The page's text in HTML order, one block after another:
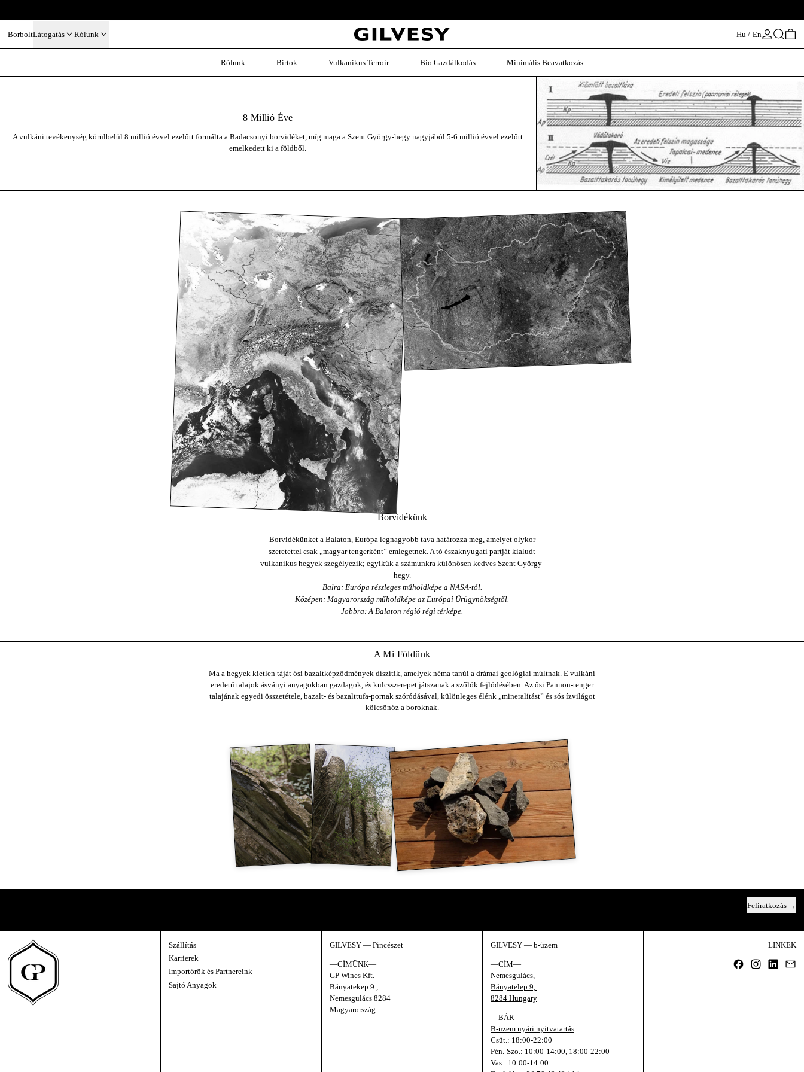
BorboltLátogatás Rólunk Hu / En Keresés
Rólunk Birtok Vulkanikus Terroir Bio Gazdálkodás Minimális Beavatkozás
8 Millió Éve
A vulkáni tevékenység körülbelül 8 millió évvel ezelőtt formálta a Badacsonyi borvidéket, míg maga a Szent György-hegy nagyjából 5-6 millió évvel ezelőtt
emelkedett ki a földből.
Borvidékünk
Borvidékünket a Balaton, Európa legnagyobb tava határozza meg, amelyet olykor
szeretettel csak „magyar tengerként” emlegetnek. A tó északnyugati partját kialudt
vulkanikus hegyek szegélyezik; egyikük a számunkra különösen kedves Szent György-
hegy.
Balra: Európa részleges műholdképe a NASA-tól.
Középen: Magyarország műholdképe az Európai Űrügynökségtől.
Jobbra: A Balaton régió régi térképe.
A Mi Földünk
Ma a hegyek kietlen táját ősi bazaltképződmények díszítik, amelyek néma tanúi a drámai geológiai múltnak. E vulkáni
eredetű talajok ásványi anyagokban gazdagok, és kulcsszerepet játszanak a szőlők fejlődésében. Az ősi Pannon-tenger
talajának egyedi összetétele, bazalt- és bazalttufa-pornak szóródásával, különleges élénk „mineralitást” és sós ízvilágot
kölcsönöz a boroknak.
Feliratkozás
Szállítás
Karrierek
Importőrök és Partnereink
Sajtó Anyagok
GILVESY — Pincészet
—CÍMÜNK—
GP Wines Kft.
Bányatekep 9.,
Nemesgulács 8284
Magyarország
GILVESY — b-üzem
—CÍM—
Nemesgulács,
Bányatelep 9,
8284 Hungary
—BÁR—
B-üzem nyári nyitvatartás
Csüt.: 18:00-22:00
Pén.-Szo.: 10:00-14:00, 18:00-22:00
Vas.: 10:00-14:00
LINKEK
FacebookInstagram